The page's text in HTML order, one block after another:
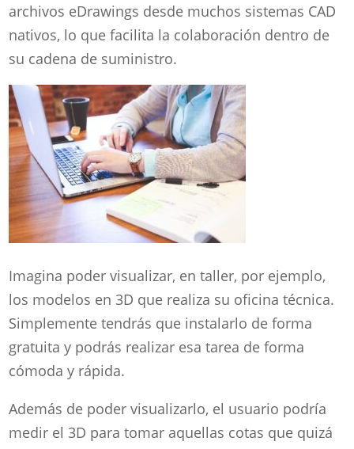
archivos eDrawings desde muchos sistemas CAD
nativos, lo que facilita la colaboración dentro de
su cadena de suministro.
Imagina poder visualizar, en taller, por ejemplo,
los modelos en 3D que realiza su oficina técnica.
Simplemente tendrás que instalarlo de forma
gratuita y podrás realizar esa tarea de forma
cómoda y rápida.
Además de poder visualizarlo, el usuario podría
medir el 3D para tomar aquellas cotas que quizá